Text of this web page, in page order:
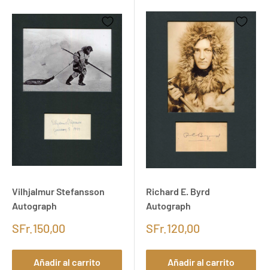
Vilhjalmur Stefansson
Autograph
SFr.150,00
Añadir al carrito
Richard E. Byrd
Autograph
SFr.120,00
Añadir al carrito